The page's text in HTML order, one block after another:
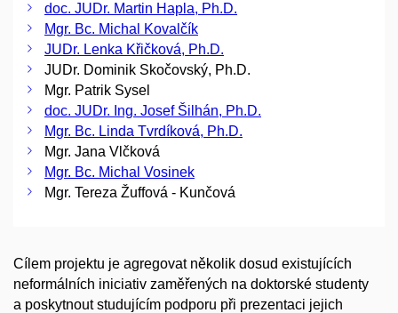
doc. JUDr. Martin Hapla, Ph.D.
Mgr. Bc. Michal Kovalčík
JUDr. Lenka Křičková, Ph.D.
JUDr. Dominik Skočovský, Ph.D.
Mgr. Patrik Sysel
doc. JUDr. Ing. Josef Šilhán, Ph.D.
Mgr. Bc. Linda Tvrdíková, Ph.D.
Mgr. Jana Vlčková
Mgr. Bc. Michal Vosinek
Mgr. Tereza Žuffová - Kunčová
Cílem projektu je agregovat několik dosud existujících
neformálních iniciativ zaměřených na doktorské studenty
a poskytnout studujícím podporu při prezentaci jejich